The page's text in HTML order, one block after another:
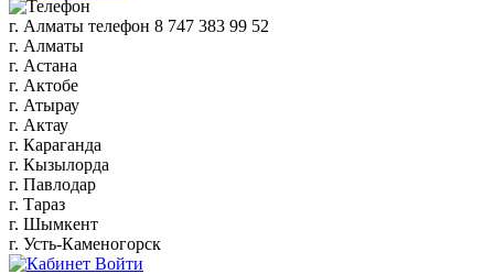
г. Алматы телефон 8 747 383 99 52
г. Алматы
г. Астана
г. Актобе
г. Атырау
г. Актау
г. Караганда
г. Кызылорда
г. Павлодар
г. Тараз
г. Шымкент
г. Усть-Каменогорск
Войти